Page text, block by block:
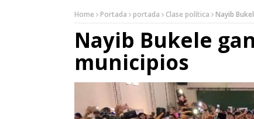
Home Portada portada Clase política Nayib
Nayib Bukele
municipios